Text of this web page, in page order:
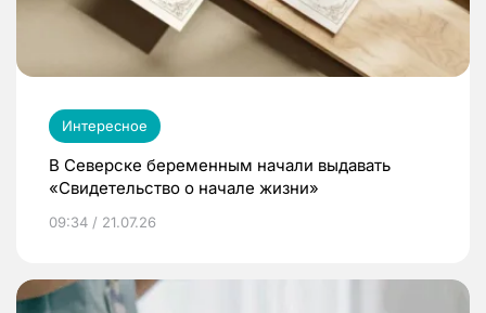
Интересное
В Северске беременным начали выдавать
«Свидетельство о начале жизни»
09:34 / 21.07.26